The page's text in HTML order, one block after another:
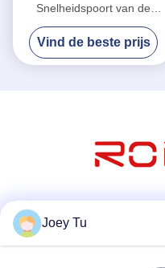
Snelheidspoort van de
ingangscontrole de Poort
van de het Roestvrije
staalbarrière van de
Vind de beste prijs
Joey Tu